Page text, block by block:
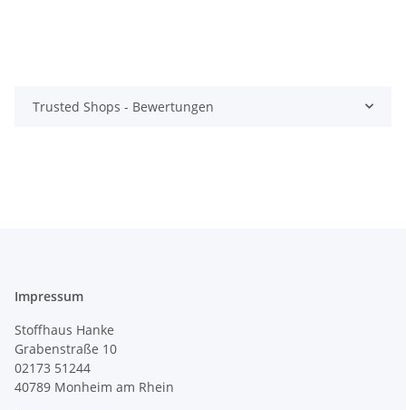
Trusted Shops - Bewertungen
Impressum
Stoffhaus Hanke
Grabenstraße 10
02173 51244
40789 Monheim am Rhein